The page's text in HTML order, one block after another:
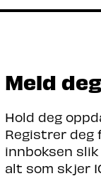
bærekraft,
Meld
Hold deg
Registrer
innboksen
alt som skjer